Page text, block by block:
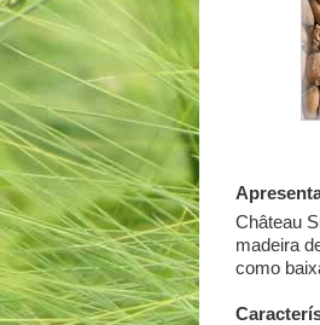
Château
madeira
como